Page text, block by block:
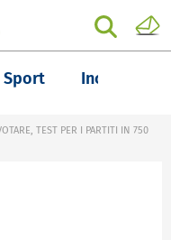
Sport Inchieste
TEST PER I PARTITI IN 750